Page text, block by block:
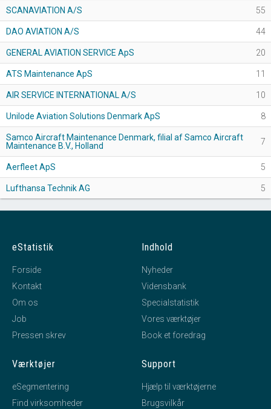
SCANAVIATION A/S 55
DAO AVIATION A/S 44
GENERAL AVIATION SERVICE ApS 20
ATS Maintenance ApS 11
AIR SERVICE INTERNATIONAL A/S 10
Unilode Aviation Solutions Denmark ApS 8
Samco Aircraft Maintenance Denmark, filial af Samco Aircraft
Maintenance B.V., Holland
7
Aerfleet ApS 5
Lufthansa Technik AG 5
eStatistik
Forside
Kontakt
Om os
Job
Pressen skrev
Indhold
Nyheder
Vidensbank
Specialstatistik
Vores værktøjer
Book et foredrag
Værktøjer
eSegmentering
Find virksomheder
Support
Hjælp til værktøjerne
Brugsvilkår